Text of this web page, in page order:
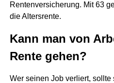
Rentenversicherung. Mit 63
die Altersrente.
Kann man von
Rente gehen?
Wer seinen Job verliert,